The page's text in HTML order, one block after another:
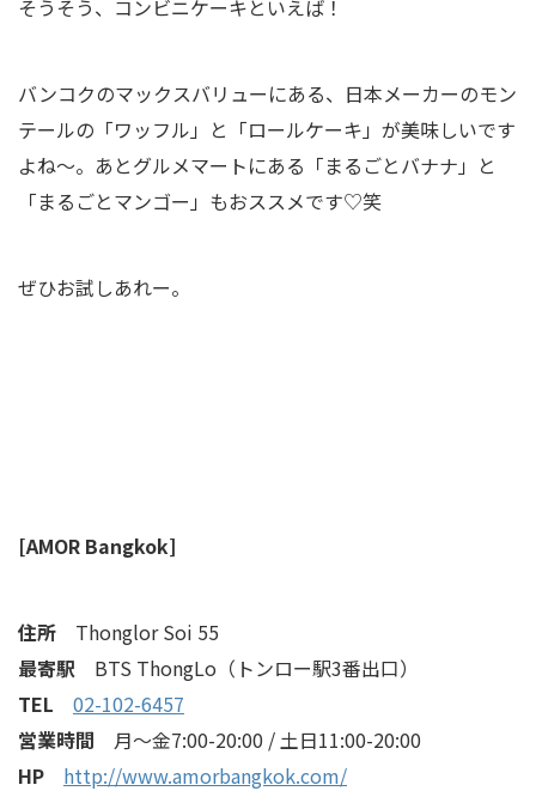
そうそう、コンビニケーキといえば！
バンコクのマックスバリューにある、日本メーカーのモン
テールの「ワッフル」と「ロールケーキ」が美味しいです
よね～。あとグルメマートにある「まるごとバナナ」と
「まるごとマンゴー」もおススメです♡笑
ぜひお試しあれー。
[AMOR Bangkok]
住所 Thonglor Soi 55
最寄駅 BTS ThongLo（トンロー駅3番出口）
TEL 02-102-6457
営業時間 月～金7:00-20:00 / 土日11:00-20:00
HP http://www.amorbangkok.com/